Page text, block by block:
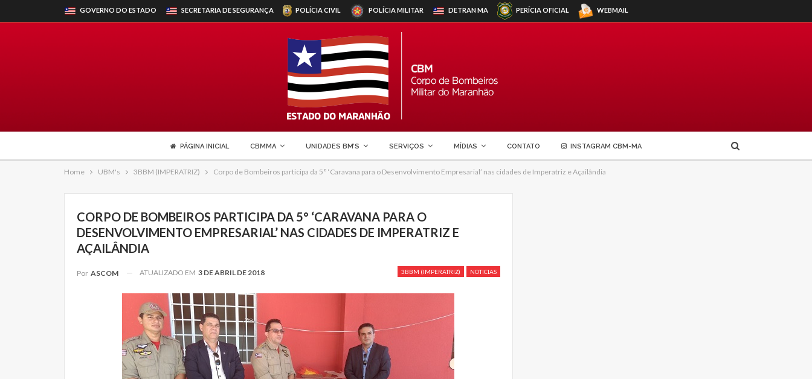
GOVERNO DO ESTADO SECRETARIA DE SEGURANÇA POLÍCIA CIVIL POLÍCIA MILITAR DETRANMA PERÍCIA OFICIAL WEBMAIL
PÁGINA INICIAL CBMMA UNIDADES BM’S SERVIÇOS MÍDIAS CONTATO INSTAGRAM CBM-MA
Home UBM's 3BBM (IMPERATRIZ) Corpo de Bombeiros participa da 5° ‘Caravana para o Desenvolvimento Empresarial’ nas cidades de Imperatriz e Açailândia
CORPO DE BOMBEIROS PARTICIPA DA 5° ‘CARAVANA PARA O
DESENVOLVIMENTO EMPRESARIAL’ NAS CIDADES DE IMPERATRIZ E
AÇAILÂNDIA
3BBM (IMPERATRIZ) NOTICIAS
Por ASCOM ATUALIZADO EM 3 DE ABRIL DE 2018